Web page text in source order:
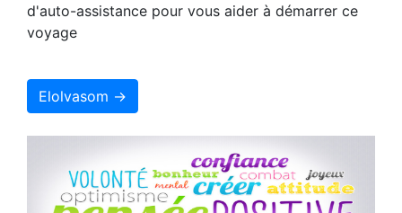
d'auto-assistance pour vous aider à démarrer ce
voyage
Elolvasom →